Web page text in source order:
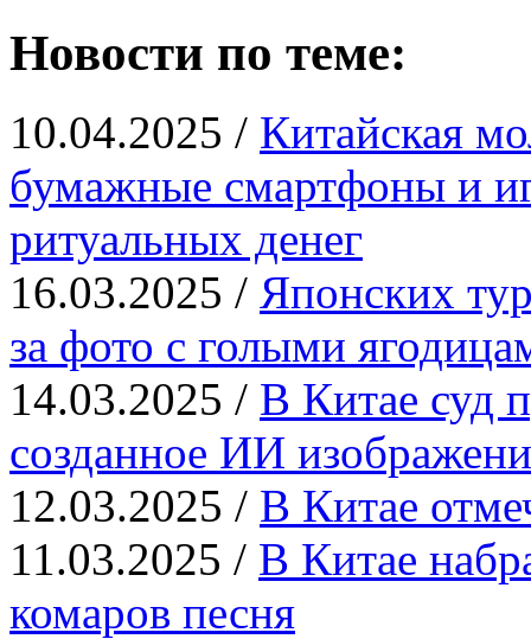
Новости по теме:
10.04.2025 / Китайская
бумажные смартфоны и
ритуальных денег
16.03.2025 / Японских
за фото с голыми
14.03.2025 / В Китае суд
созданное ИИ
12.03.2025 / В Китае
11.03.2025 / В Китае
комаров песня